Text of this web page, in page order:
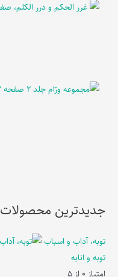
جدیدترین محصولات
توبه، آداب و اسباب
توبه و انابه
امتیاز 0 از 5